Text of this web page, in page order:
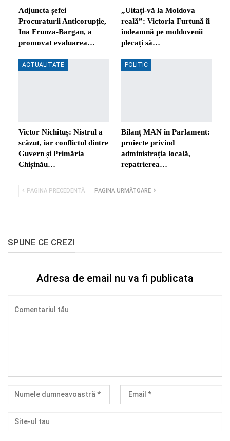
Adjuncta șefei
Procuraturii Anticorupție,
Ina Frunza-Bargan, a
promovat evaluarea…
„Uitați-vă la Moldova
reală”: Victoria Furtună îi
îndeamnă pe moldovenii
plecați să…
ACTUALITATE
Victor Nichituș: Nistrul a
scăzut, iar conflictul dintre
Guvern și Primăria
Chișinău…
POLITIC
Bilanț MAN în Parlament:
proiecte privind
administrația locală,
repatrierea…
PAGINA PRECEDENTĂ PAGINA URMĂTOARE
SPUNE CE CREZI
Adresa de email nu va fi publicata